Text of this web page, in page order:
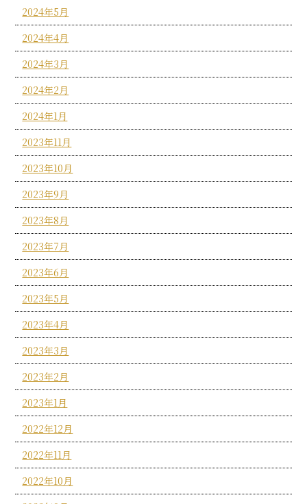
2024年5月
2024年4月
2024年3月
2024年2月
2024年1月
2023年11月
2023年10月
2023年9月
2023年8月
2023年7月
2023年6月
2023年5月
2023年4月
2023年3月
2023年2月
2023年1月
2022年12月
2022年11月
2022年10月